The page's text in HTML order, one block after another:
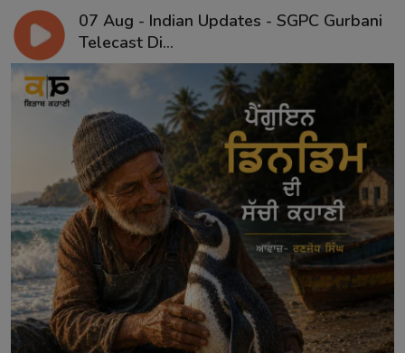
07 Aug - Indian Updates - SGPC Gurbani
Telecast Di...